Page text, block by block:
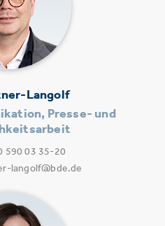
Langolf
Presse- und
590 03 35-20
langolf@bde.de